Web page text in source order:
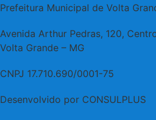
Prefeitura Municipal de Volta
Avenida Arthur Pedras, 120,
Volta Grande – MG
CNPJ 17.710.690/0001-75
Desenvolvido por CONSULPLUS